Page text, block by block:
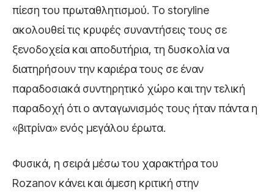
πίεση του πρωταθλητισμού. Το storyline
ακολουθεί τις κρυφές συναντήσεις τους σε
ξενοδοχεία και αποδυτήρια, τη δυσκολία να
διατηρήσουν την καριέρα τους σε έναν
παραδοσιακά συντηρητικό χώρο και την τελική
παραδοχή ότι ο ανταγωνισμός τους ήταν πάντα η
«βιτρίνα» ενός μεγάλου έρωτα.
Φυσικά, η σειρά μέσω του χαρακτήρα του
Rozanov κάνει και άμεση κριτική στην